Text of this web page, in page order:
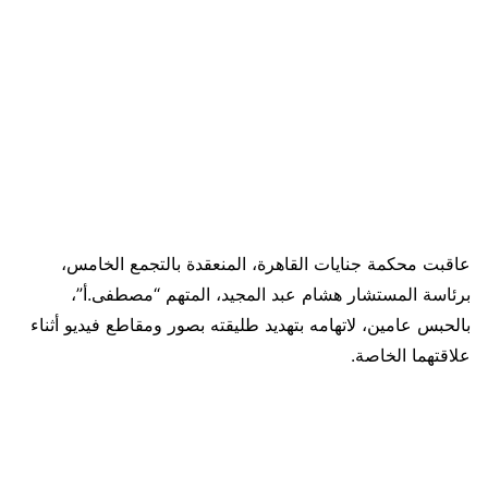
عاقبت محكمة جنايات القاهرة، المنعقدة بالتجمع الخامس،
برئاسة المستشار هشام عبد المجيد، المتهم “مصطفى.أ”،
بالحبس عامين، لاتهامه بتهديد طليقته بصور ومقاطع فيديو أثناء
علاقتهما الخاصة.